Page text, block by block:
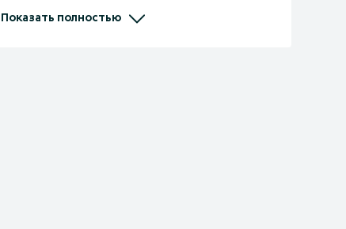
для подарка * 12 месяцев Гарантия *Наше счастье -
дети *Хотите получить наш Price List? Пишите!
Показать полностью